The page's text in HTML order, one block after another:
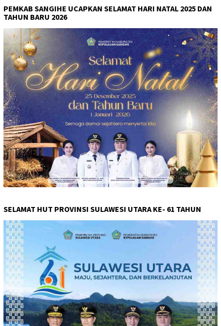
PEMKAB SANGIHE UCAPKAN SELAMAT HARI NATAL 2025 DAN
TAHUN BARU 2026
SELAMAT HUT PROVINSI SULAWESI UTARA KE- 61 TAHUN